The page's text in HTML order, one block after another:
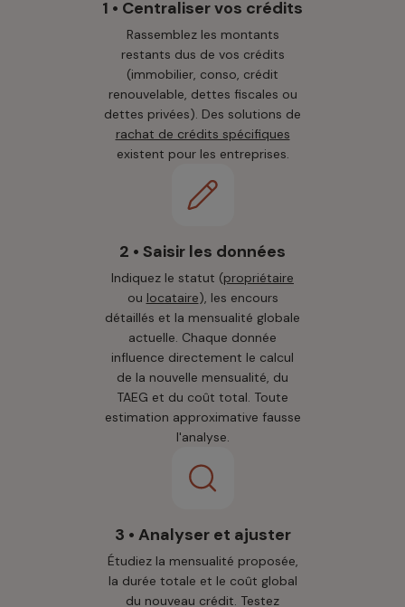
1 • Centraliser vos crédits
Rassemblez les montants
restants dus de vos crédits
(immobilier, conso, crédit
renouvelable, dettes fiscales ou
dettes privées). Des solutions de
rachat de crédits spécifiques
existent pour les entreprises.
2 • Saisir les données
Indiquez le statut (propriétaire
ou locataire), les encours
détaillés et la mensualité globale
actuelle. Chaque donnée
influence directement le calcul
de la nouvelle mensualité, du
TAEG et du coût total. Toute
estimation approximative fausse
l'analyse.
3 • Analyser et ajuster
Étudiez la mensualité proposée,
la durée totale et le coût global
du nouveau crédit. Testez